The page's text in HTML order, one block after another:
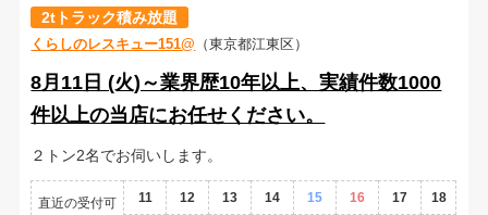
2tトラック積み放題
くらしのレスキュー151@ （東京都江東区）
8月11日 (火)～業界歴10年以上、実績件数1000
件以上の当店にお任せください。
２トン2名でお伺いします。
直近の受付可
11 12 13 14 15 16 17 18